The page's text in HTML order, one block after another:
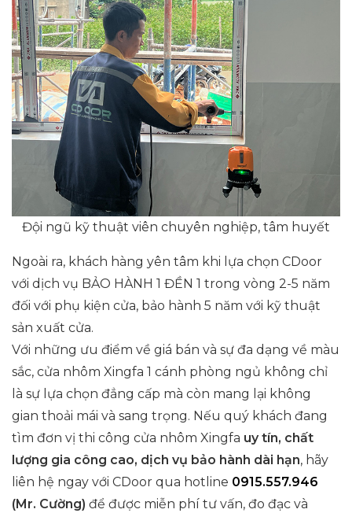
Đội ngũ kỹ thuật viên chuyên nghiệp, tâm huyết
Ngoài ra, khách hàng yên tâm khi lựa chọn CDoor
với dịch vụ BẢO HÀNH 1 ĐỀN 1 trong vòng 2-5 năm
đối với phụ kiện cửa, bảo hành 5 năm với kỹ thuật
sản xuất cửa.
Với những ưu điểm về giá bán và sự đa dạng về màu
sắc, cửa nhôm Xingfa 1 cánh phòng ngủ không chỉ
là sự lựa chọn đẳng cấp mà còn mang lại không
gian thoải mái và sang trọng. Nếu quý khách đang
tìm đơn vị thi công cửa nhôm Xingfa uy tín, chất
lượng gia công cao, dịch vụ bảo hành dài hạn, hãy
liên hệ ngay với CDoor qua hotline 0915.557.946
(Mr. Cường) để được miễn phí tư vấn, đo đạc và